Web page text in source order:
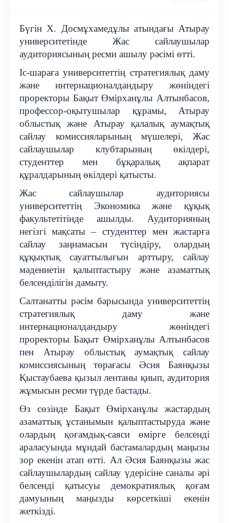
Бүгін Х. Досмұхамедұлы атындағы Атырау
университетінде Жас сайлаушылар
аудиториясының ресми ашылу рәсімі өтті.
Іс-шараға университеттің стратегиялық даму
және интернационалдандыру жөніндегі
проректоры Бақыт Өмірханұлы Алтынбасов,
профессор-оқытушылар құрамы, Атырау
облыстық және Атырау қалалық аумақтық
сайлау комиссияларының мүшелері, Жас
сайлаушылар клубтарының өкілдері,
студенттер мен бұқаралық ақпарат
құралдарының өкілдері қатысты.
Жас сайлаушылар аудиториясы
университеттің Экономика және құқық
факультетітінде ашылды. Аудиторияның
негізгі мақсаты – студенттер мен жастарға
сайлау заңнамасын түсіндіру, олардың
құқықтық сауаттылығын арттыру, сайлау
мәдениетін қалыптастыру және азаматтық
белсенділігін дамыту.
Салтанатты рәсім барысында университеттің
стратегиялық даму және
интернационалдандыру жөніндегі
проректоры Бақыт Өмірханұлы Алтынбасов
пен Атырау облыстық аумақтық сайлау
комиссиясының төрағасы Әсия Баянқызы
Қыстаубаева қызыл лентаны қиып, аудитория
жұмысын ресми түрде бастады.
Өз сөзінде Бақыт Өмірханұлы жастардың
азаматтық ұстанымын қалыптастыруда және
олардың қоғамдық-саяси өмірге белсенді
араласуында мұндай бастамалардың маңызы
зор екенін атап өтті. Ал Әсия Баянқызы жас
сайлаушылардың сайлау үдерісіне саналы әрі
белсенді қатысуы демократиялық қоғам
дамуының маңызды көрсеткіші екенін
жеткізді.